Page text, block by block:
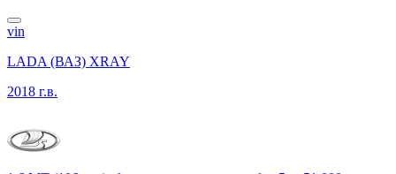
vin
LADA (ВАЗ) XRAY
2018 г.в.